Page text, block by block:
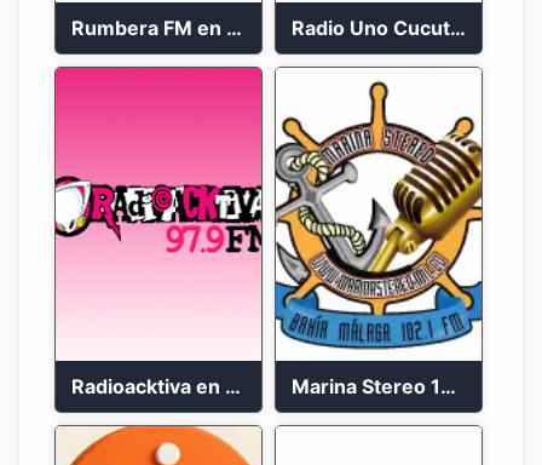
Rumbera FM en vivo 24/7 Radio Uno Cucuta 91.7 FM
Radioacktiva en vivo 97.9 FM Marina Stereo 102.1 FM